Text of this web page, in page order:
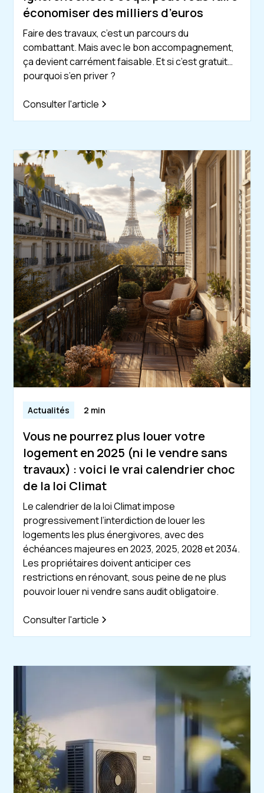
économiser des milliers d’euros
Faire des travaux, c’est un parcours du
combattant. Mais avec le bon accompagnement,
ça devient carrément faisable. Et si c’est gratuit…
pourquoi s’en priver ?
Consulter l'article
Actualités 2 min
Vous ne pourrez plus louer votre
logement en 2025 (ni le vendre sans
travaux) : voici le vrai calendrier choc
de la loi Climat
Le calendrier de la loi Climat impose
progressivement l’interdiction de louer les
logements les plus énergivores, avec des
échéances majeures en 2023, 2025, 2028 et 2034.
Les propriétaires doivent anticiper ces
restrictions en rénovant, sous peine de ne plus
pouvoir louer ni vendre sans audit obligatoire.
Consulter l'article